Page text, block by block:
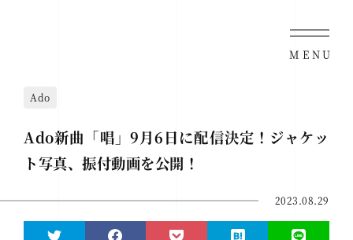
MENU
Ado
Ado新曲「唱」9月6日に配信決定！ジャケッ
ト写真、振付動画を公開！
2023.08.29